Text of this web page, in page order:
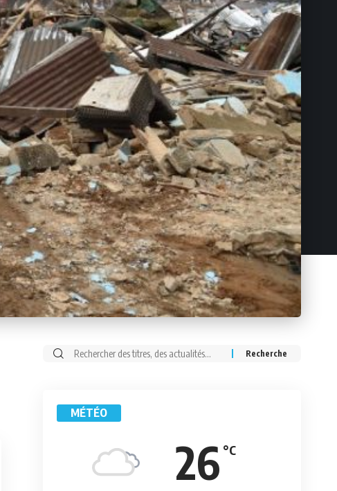
Rechercher:
MÉTÉO
26 °C